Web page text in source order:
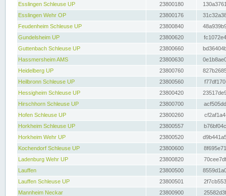
Esslingen Schleuse UP
23800180
Esslingen Wehr OP
23800176
Feudenheim Schleuse UP
23800840
Gundelsheim UP
23800620
Guttenbach Schleuse UP
23800660
Hassmersheim AMS
23800630
Heidelberg UP
23800760
Heilbronn Schleuse UP
23800560
Hessigheim Schleuse UP
23800420
Hirschhorn Schleuse UP
23800700
Hofen Schleuse UP
23800260
Horkheim Schleuse UP
23800557
Horkheim Wehr UP
23800520
Kochendorf Schleuse UP
23800600
Ladenburg Wehr UP
23800820
Lauffen
23800500
Lauffen Schleuse UP
23800501
Mannheim Neckar
23800900